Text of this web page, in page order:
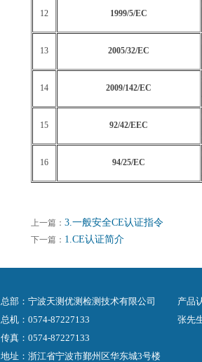
12 1999/5/EC
13 2005/32/EC
14 2009/142/EC
15 92/42/EEC
16 94/25/EC
上一篇： 3.一般安全CE认证指令
下一篇： 1.CE认证简介
总部：宁波天测优测检测技术有限公司
总机：0574-87227133
传真：0574-87227133
地址：浙江省宁波市鄞州区华东城3号楼
产品
张先